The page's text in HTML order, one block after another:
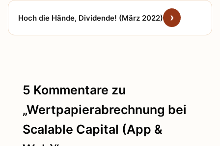
Hoch die Hände, Dividende! (März 2022)
5 Kommentare zu
„Wertpapierabrechnung bei
Scalable Capital (App &